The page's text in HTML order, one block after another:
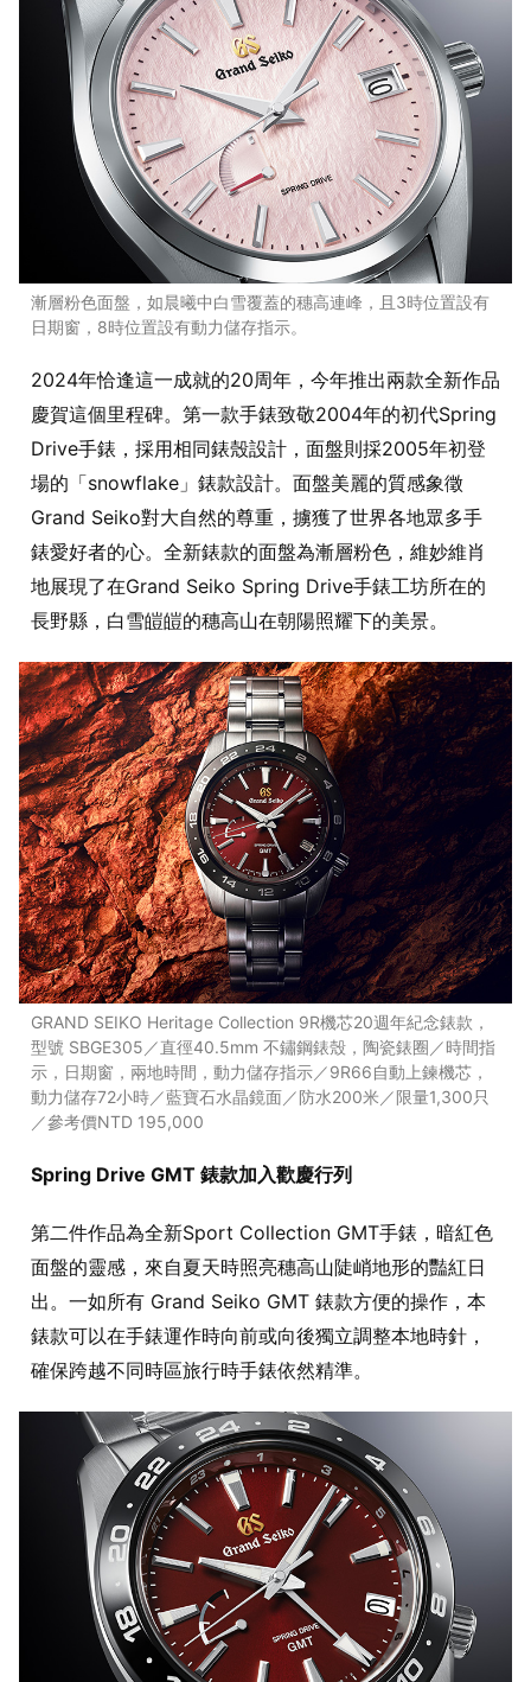
漸層粉色面盤，如晨曦中白雪覆蓋的穗高連峰，且3時位置設有
日期窗，8時位置設有動力儲存指示。
2024年恰逢這一成就的20周年，今年推出兩款全新作品
慶賀這個里程碑。第一款手錶致敬2004年的初代Spring
Drive手錶，採用相同錶殼設計，面盤則採2005年初登
場的「snowflake」錶款設計。面盤美麗的質感象徵
Grand Seiko對大自然的尊重，擄獲了世界各地眾多手
錶愛好者的心。全新錶款的面盤為漸層粉色，維妙維肖
地展現了在Grand Seiko Spring Drive手錶工坊所在的
長野縣，白雪皚皚的穗高山在朝陽照耀下的美景。
GRAND SEIKO Heritage Collection 9R機芯20週年紀念錶款，
型號 SBGE305／直徑40.5mm 不鏽鋼錶殼，陶瓷錶圈／時間指
示，日期窗，兩地時間，動力儲存指示／9R66自動上鍊機芯，
動力儲存72小時／藍寶石水晶鏡面／防水200米／限量1,300只
／參考價NTD 195,000
Spring Drive GMT 錶款加入歡慶行列
第二件作品為全新Sport Collection GMT手錶，暗紅色
面盤的靈感，來自夏天時照亮穗高山陡峭地形的豔紅日
出。一如所有 Grand Seiko GMT 錶款方便的操作，本
錶款可以在手錶運作時向前或向後獨立調整本地時針，
確保跨越不同時區旅行時手錶依然精準。